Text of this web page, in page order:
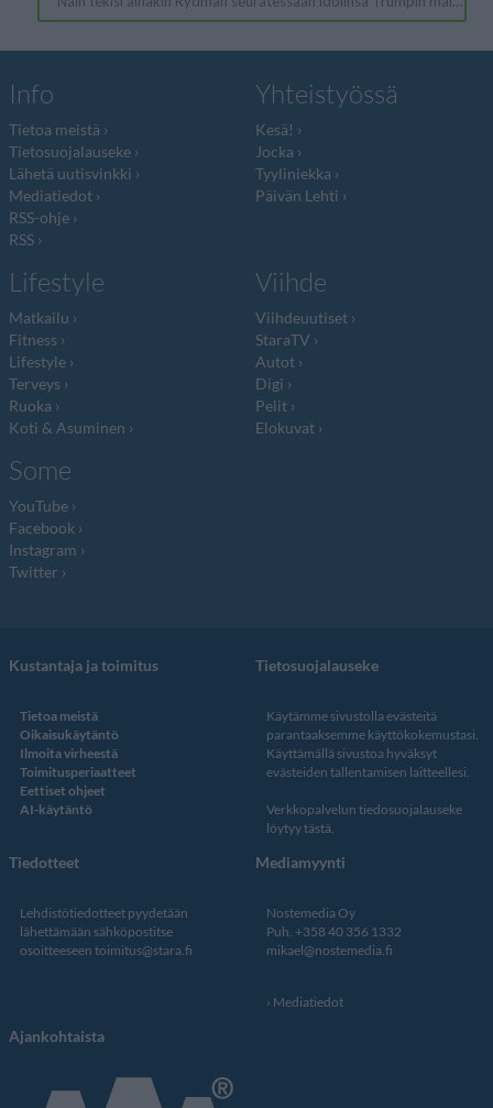
Info
Tietoa meistä
Tietosuojalauseke
Lähetä uutisvinkki
Mediatiedot
RSS-ohje
RSS
Yhteistyössä
Kesä!
Jocka
Tyyliniekka
Päivän Lehti
Lifestyle
Matkailu
Fitness
Lifestyle
Terveys
Ruoka
Koti & Asuminen
Viihde
Viihdeuutiset
StaraTV
Autot
Digi
Pelit
Elokuvat
Some
YouTube
Facebook
Instagram
Twitter
Kustantaja ja toimitus
Tietoa meistä
Oikaisukäytäntö
Ilmoita virheestä
Toimitusperiaatteet
Eettiset ohjeet
AI-käytäntö
Tietosuojalauseke
Käytämme sivustolla evästeitä
parantaaksemme käyttökokemustasi.
Käyttämällä sivustoa hyväksyt
evästeiden tallentamisen laitteellesi.
Verkkopalvelun tiedosuojalauseke
löytyy tästä.
Tiedotteet
Lehdistötiedotteet pyydetään
lähettämään sähköpostitse
osoitteeseen toimitus@stara.fi
Mediamyynti
Nostemedia Oy
Puh. +358 40 356 1332
mikael@nostemedia.fi
Mediatiedot
Ajankohtaista